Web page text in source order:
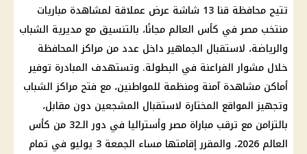
تتيح محافظة قنا 13 شاشة عرض عملاقة لمشاهدة مباريات
منتخب مصر في كأس العالم مجانًا، بالتنسيق مع مديرية الشباب
والرياضة، لاستقبال الجماهير داخل عدد من مراكز المحافظة
خلال مشوار الفراعنة في البطولة. وتستهدف المبادرة توفير
أماكن مشاهدة آمنة ومنظمة للمواطنين، مع فتح مراكز الشباب
وتجهيز المواقع المختارة لاستقبال المشجعين دون مقابل،
بالتزامن مع ترقب مباراة مصر وأستراليا في دور الـ32 من كأس
العالم 2026، والمقرر إقامتها مساء الجمعة 3 يوليو في تمام